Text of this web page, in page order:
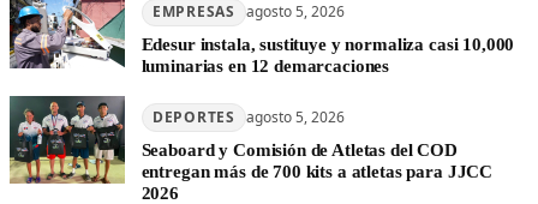
EMPRESAS agosto 5, 2026
Edesur instala, sustituye y normaliza casi 10,000
luminarias en 12 demarcaciones
DEPORTES agosto 5, 2026
Seaboard y Comisión de Atletas del COD
entregan más de 700 kits a atletas para JJCC
2026